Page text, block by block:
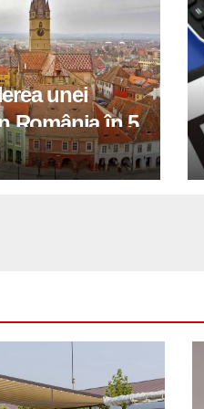
unei
România în 5